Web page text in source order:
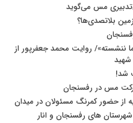
مس می‌گوید
بلاتصدی‌ها؟
ننشسته»/ روایت محمد جعفرپور از
شد!
مس در رفسنجان
از حضور کمرنگ مسئولان در میدان
های رفسنجان و انار